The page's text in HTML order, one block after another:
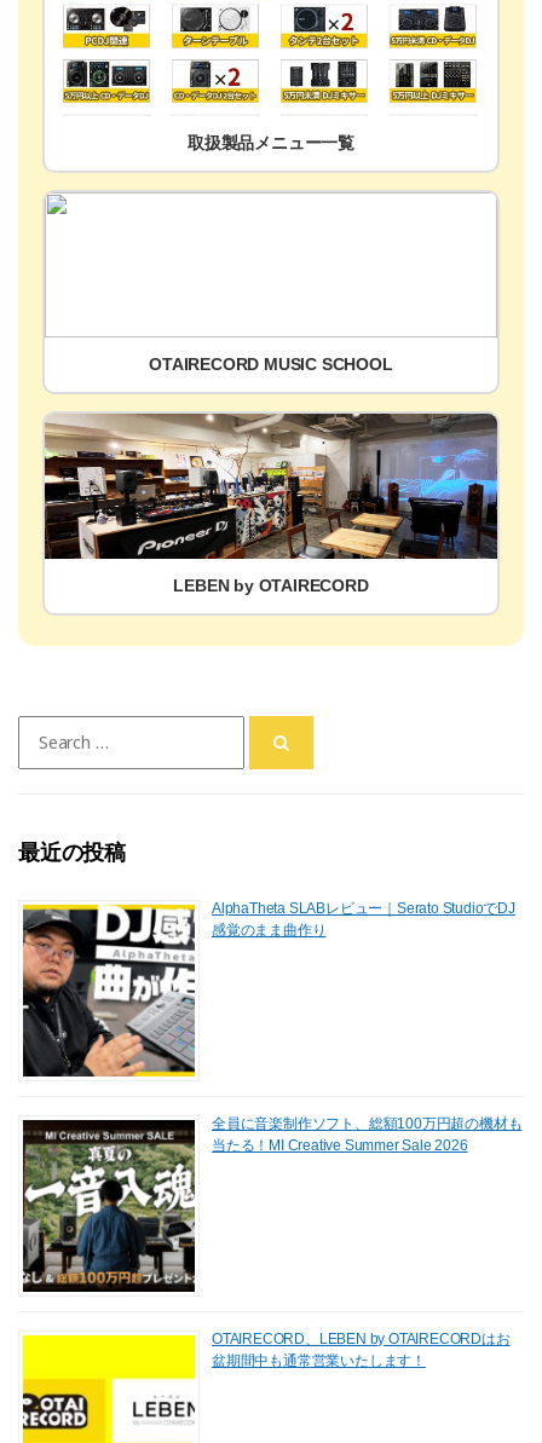
取扱製品メニュー一覧
OTAIRECORD MUSIC SCHOOL
LEBEN by OTAIRECORD
for:
最近の投稿
AlphaTheta SLABレビュー｜Serato StudioでDJ
感覚のまま曲作り
全員に音楽制作ソフト、総額100万円超の機材も
当たる！MI Creative Summer Sale 2026
OTAIRECORD、LEBEN by OTAIRECORDはお
盆期間中も通常営業いたします！